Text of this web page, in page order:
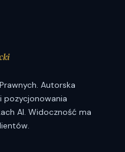
Autorska
pozycjonowania
AI. Widoczność ma